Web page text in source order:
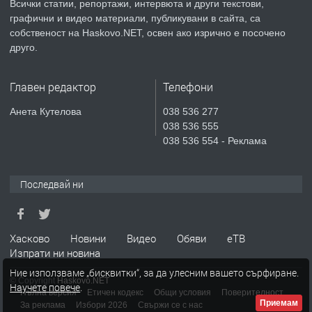
ПРЕДЛАГА
Продавам парцел в гр. Хасково кв.
Хисаря до ток, вода,канализация,
СГЛОБЯВАНЕ НА МЕБЕЛИ.
Училищни, гр. Хасково.
Всички статии, репортажи, интервюта и други текстови,
графични и видео материали, публикувани в сайта, са
собственост на Haskovo.NET, освен ако изрично е посочено
друго.
Главен редактор
Анета Кутелова
Телефони
038 536 277
038 536 555
038 536 554 - Реклама
Последвай ни
Хасково Новини Видео Обяви
еТВ
Изпрати ни новина
© Copyright Haskovo.NET
Пълна версия
Етичен кодекс Общи условия
Поверителност
За реклама
Избори 2026 Свържи се с нас
Ние използваме „бисквитки“, за да улесним вашето сърфиране.
Научете повече.
Приемам